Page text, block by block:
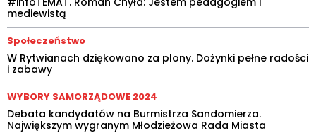
mediewistą
Społeczeństwo
W Rytwianach dziękowano za plony. Dożynki pełne radości
i zabawy
WYBORY SAMORZĄDOWE 2024
Debata kandydatów na Burmistrza Sandomierza.
Największym wygranym Młodzieżowa Rada Miasta